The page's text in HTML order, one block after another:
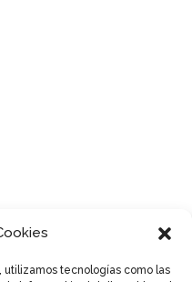
utilizamos tecnologías como las